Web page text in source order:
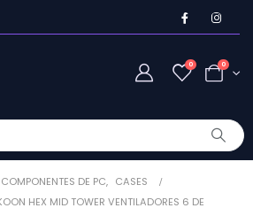
0 0
COMPONENTES DE PC, CASES
HEX MID TOWER VENTILADORES 6 DE